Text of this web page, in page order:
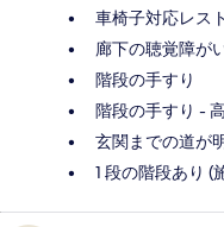
車椅子対応レス
廊下の聴覚障が
階段の手すり
階段の手すり -
玄関までの道が
1 段の階段あり (